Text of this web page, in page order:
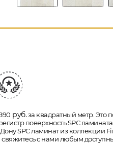
руб.за квадратный метр. Это
поверхность SPC
SPC ламинат из коллекции
с нами любым